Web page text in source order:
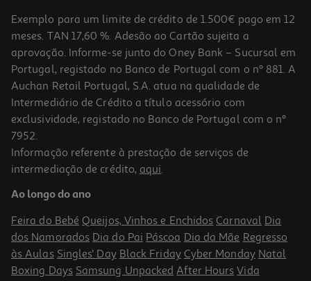
Livro Vamos! - Aprendo A Resolver Problemas - 2.º Ano
5.94 €/un
PVP de editor
5,94 €
Exemplo para um limite de crédito de 1.500€ pago em 12
meses. TAN 17,60 %. Adesão ao Cartão sujeita a
aprovação. Informe-se junto do Oney Bank – Sucursal em
Portugal, registado no Banco de Portugal com o nº 881. A
Auchan Retail Portugal, S.A. atua na qualidade de
Intermediário de Crédito a título acessório com
exclusividade, registado no Banco de Portugal com o nº
7952.
Informação referente à prestação de serviços de
intermediação de crédito, aqui.
Ao longo do ano
Feira do Bebé Queijos, Vinhos e Enchidos Carnaval Dia
dos Namorados Dia do Pai Páscoa Dia da Mãe Regresso
às Aulas Singles' Day Black Friday Cyber Monday Natal
Boxing Days Samsung Unpacked After Hours Vida